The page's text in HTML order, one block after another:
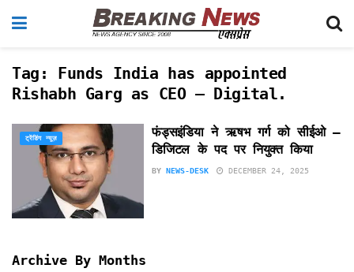
Tag: Funds India has appointed
Rishabh Garg as CEO – Digital.
ट्रेंडिंग न्यूज़
फंड्सइंडिया ने ऋषभ गर्ग को सीईओ –
डिजिटल के पद पर नियुक्त किया
BY NEWS-DESK DECEMBER 24, 2025
Archive By Months